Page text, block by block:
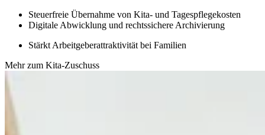
Steuerfreie Übernahme von Kita- und Tagespflegekosten
Digitale Abwicklung und rechtssichere Archivierung
Stärkt Arbeitgeberattraktivität bei Familien
Mehr zum Kita-Zuschuss